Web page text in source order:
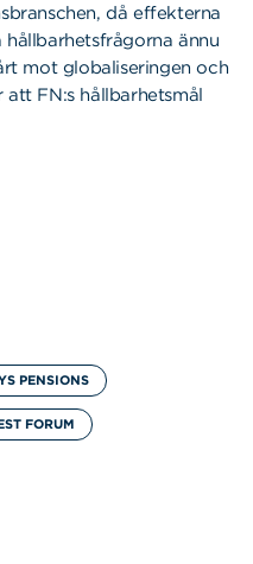
då effekterna
ännu
mot globaliseringen och
FN:s hållbarhetsmål
PENSIONS
FORUM